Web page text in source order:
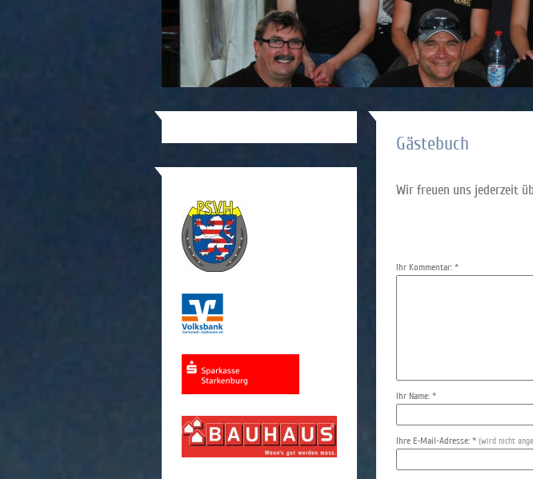
Gästebuch
Wir freuen uns jederzeit
Ihr Kommentar: *
Ihr Name: *
Ihre E-Mail-Adresse: * (wird nicht